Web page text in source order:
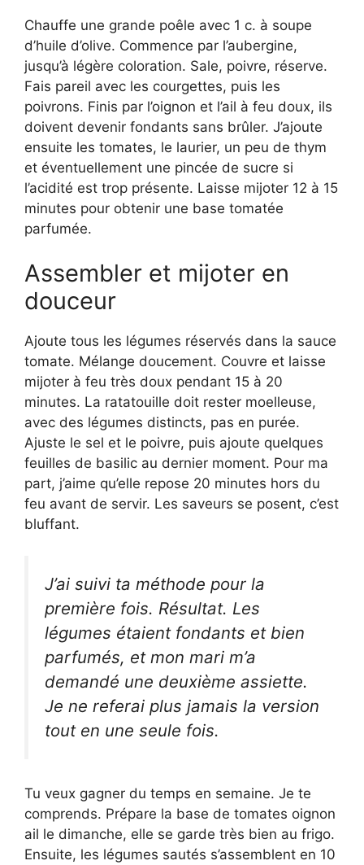
Chauffe une grande poêle avec 1 c. à soupe
d’huile d’olive. Commence par l’aubergine,
jusqu’à légère coloration. Sale, poivre, réserve.
Fais pareil avec les courgettes, puis les
poivrons. Finis par l’oignon et l’ail à feu doux, ils
doivent devenir fondants sans brûler. J’ajoute
ensuite les tomates, le laurier, un peu de thym
et éventuellement une pincée de sucre si
l’acidité est trop présente. Laisse mijoter 12 à 15
minutes pour obtenir une base tomatée
parfumée.
Assembler et mijoter en
douceur
Ajoute tous les légumes réservés dans la sauce
tomate. Mélange doucement. Couvre et laisse
mijoter à feu très doux pendant 15 à 20
minutes. La ratatouille doit rester moelleuse,
avec des légumes distincts, pas en purée.
Ajuste le sel et le poivre, puis ajoute quelques
feuilles de basilic au dernier moment. Pour ma
part, j’aime qu’elle repose 20 minutes hors du
feu avant de servir. Les saveurs se posent, c’est
bluffant.
J’ai suivi ta méthode pour la
première fois. Résultat. Les
légumes étaient fondants et bien
parfumés, et mon mari m’a
demandé une deuxième assiette.
Je ne referai plus jamais la version
tout en une seule fois.
Tu veux gagner du temps en semaine. Je te
comprends. Prépare la base de tomates oignon
ail le dimanche, elle se garde très bien au frigo.
Ensuite, les légumes sautés s’assemblent en 10